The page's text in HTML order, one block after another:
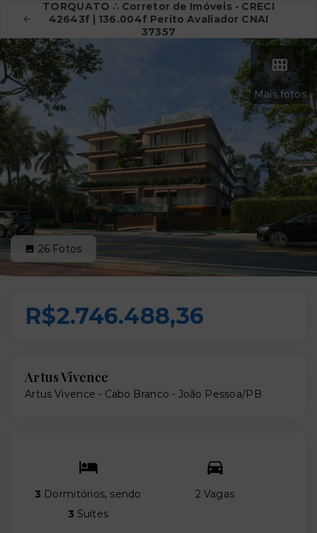
TORQUATO ∴ Corretor de Imóveis - CRECI
42643f | 136.004f Perito Avaliador CNAI
37357
Mais fotos
26 Fotos
R$2.746.488,36
Artus Vivence
Artus Vivence - Cabo Branco - João Pessoa/PB
3 Dormitórios, sendo
3 Suítes
2 Vagas